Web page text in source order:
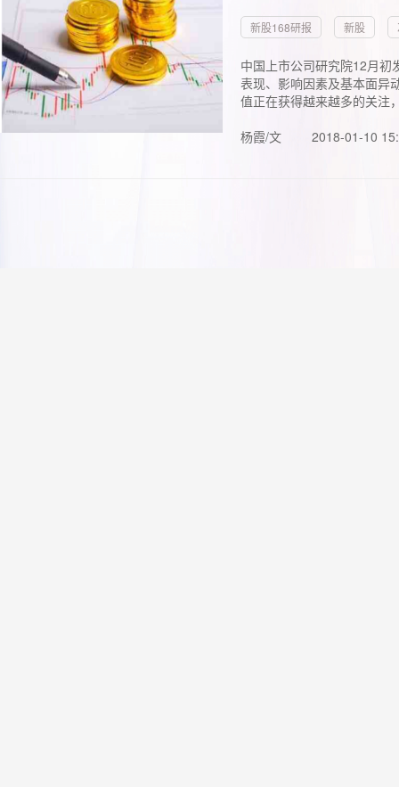
新股168研报 新股
中国上市公司研究院12月初
表现、影响因素及基本面异
值正在获得越来越多的关注
杨霞/文
2018-01-10